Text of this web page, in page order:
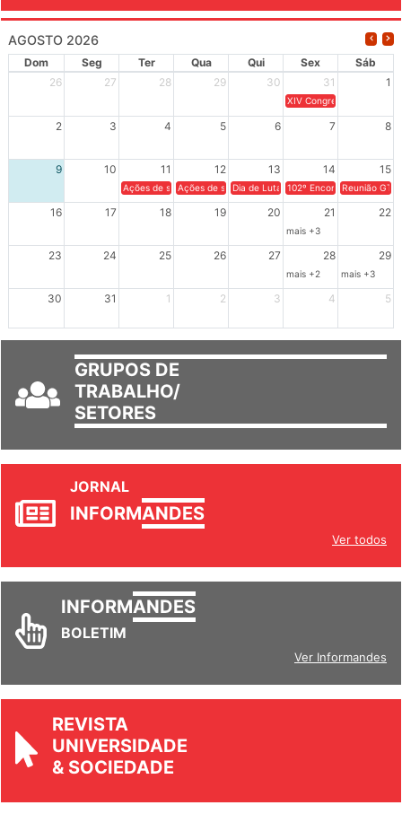
AGOSTO 2026
Dom Seg Ter Qua Qui Sex
Sáb
26
27 28 29 30 31 1
XIV Congresso Brasileiro
2 3 4 5 6 7 8
9 10 11 12 13 14 15
Ações de solidariedade a Cuba no Rio Grande do Sul - 100
Ações de solidariedade a Cuba no Rio Grande do
Dia de Luta em Defesa de Cuba e da
102º Encontro da
Reunião
16 17 18 19 20 21 22
mais +3
23 24 25 26 27 28 29
mais +2 mais +3
30 31 1 2 3 4 5
GRUPOS DE
TRABALHO/
SETORES
JORNAL
INFORMANDES
Ver todos
INFORMANDES
BOLETIM
Ver Informandes
REVISTA
UNIVERSIDADE
& SOCIEDADE